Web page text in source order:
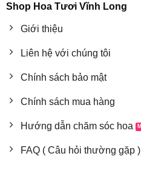
Shop Hoa Tươi Vĩnh Long
Giới thiệu
Liên hệ với chúng tôi
Chính sách bảo mật
Chính sách mua hàng
Hướng dẫn chăm sóc hoa
FAQ ( Câu hỏi thường gặp )